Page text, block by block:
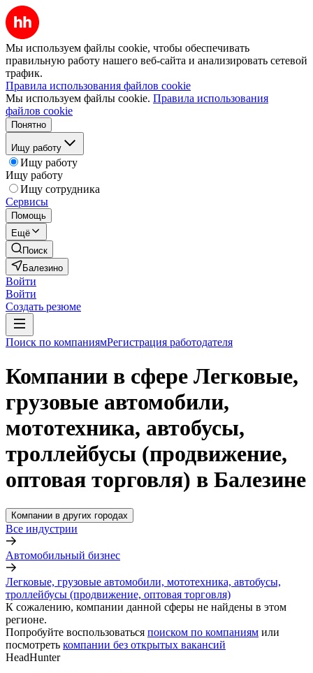
Мы используем файлы cookie, чтобы обеспечивать
правильную работу нашего веб-сайта и анализировать сетевой
трафик.
Правила использования файлов cookie
Мы используем файлы cookie. Правила использования
файлов cookie
Понятно
Ищу работу
Ищу работу
Ищу работу
Ищу сотрудника
Сервисы
Помощь
Ещё
Поиск
Балезино
Войти
Войти
Создать резюме
Поиск по компаниямРегистрация работодателя
Компании в сфере Легковые,
грузовые автомобили,
мототехника, автобусы,
троллейбусы (продвижение,
оптовая торговля) в Балезине
Компании в других городах
Все индустрии
Автомобильный бизнес
Легковые, грузовые автомобили, мототехника, автобусы,
троллейбусы (продвижение, оптовая торговля)
К сожалению, компании данной сферы не найдены в этом
регионе.
Попробуйте воспользоваться поиском по компаниям или
посмотреть компании без открытых вакансий
HeadHunter